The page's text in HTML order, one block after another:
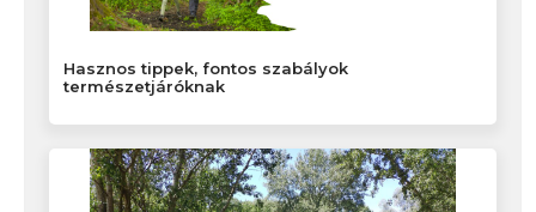
Hasznos tippek, fontos szabályok
természetjáróknak